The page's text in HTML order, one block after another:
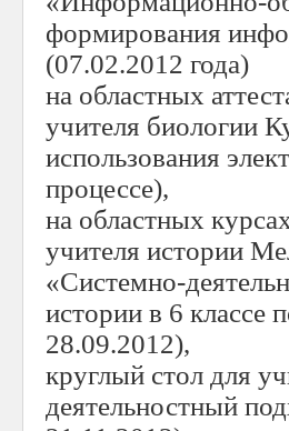
формирования
(07.02.2012 года)
на областных
учителя биологии
использования
процессе),
на областных
учителя истории
«Системно-
истории в 6 классе
28.09.2012),
круглый стол для
деятельностный